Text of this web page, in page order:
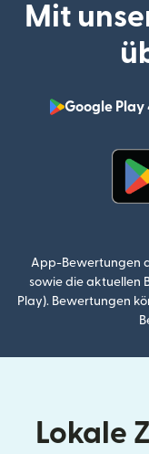
Mit
Google Play
App-Bewertungen
sowie die aktuellen
Play). Bewertungen
Lokale